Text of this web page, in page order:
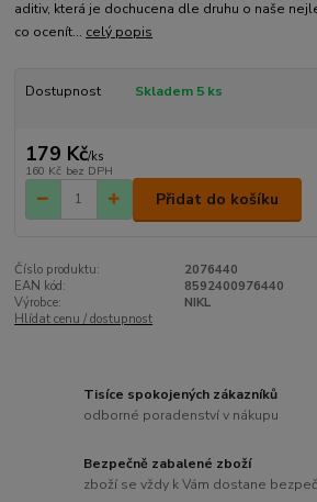
aditiv, která je dochucena dle druhu o naše
co ocenít... celý popis
Dostupnost Skladem 5 ks
179 Kč/ks
160 Kč bez DPH
Přidat do košíku
Číslo produktu:
2076440
EAN kód:
8592400976440
Výrobce:
NIKL
Hlídat cenu / dostupnost
Tisíce spokojených zákazníků
odborné poradenství v nákupu
Bezpečně zabalené zboží
zboží se vždy k Vám dostane